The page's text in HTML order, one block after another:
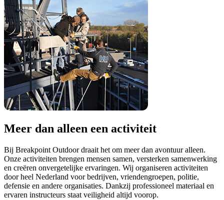
Meer dan alleen een activiteit
Bij Breakpoint Outdoor draait het om meer dan avontuur alleen.
Onze activiteiten brengen mensen samen, versterken samenwerking
en creëren onvergetelijke ervaringen. Wij organiseren activiteiten
door heel Nederland voor bedrijven, vriendengroepen, politie,
defensie en andere organisaties. Dankzij professioneel materiaal en
ervaren instructeurs staat veiligheid altijd voorop.